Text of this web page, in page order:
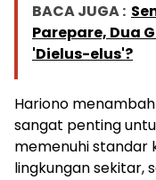
BACA JUGA :
Parepare, Dua
'Dielus-elus'?
Hariono
sangat penting
memenuhi standar
lingkungan sekitar,